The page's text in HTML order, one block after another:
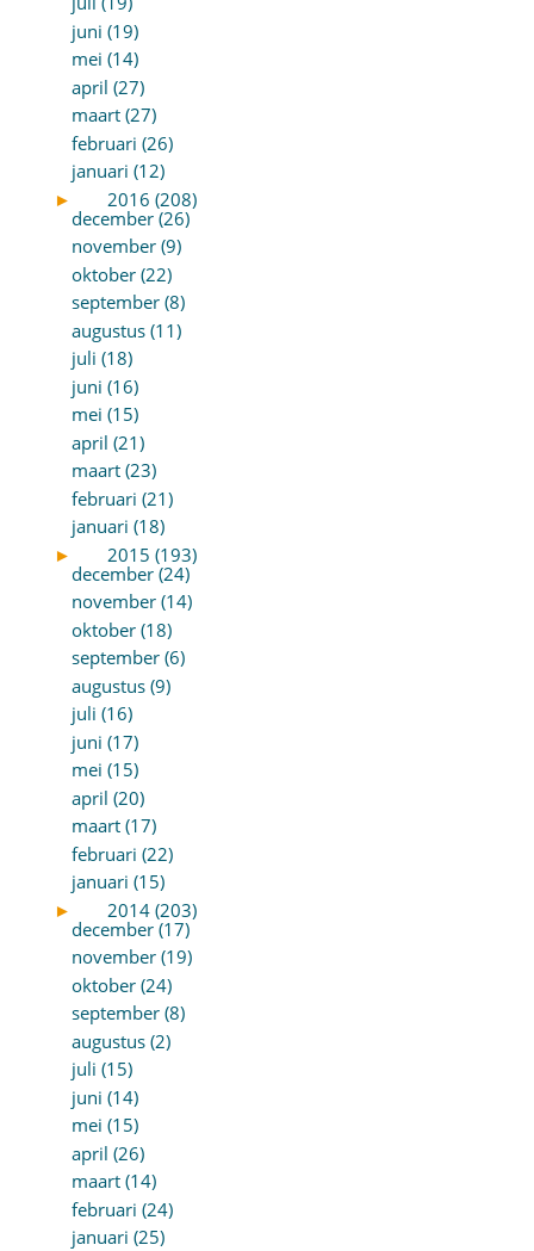
juni (19)
mei (14)
april (27)
maart (27)
februari (26)
januari (12)
►
2016 (208)
december (26)
november (9)
oktober (22)
september (8)
augustus (11)
juli (18)
juni (16)
mei (15)
april (21)
maart (23)
februari (21)
januari (18)
►
2015 (193)
december (24)
november (14)
oktober (18)
september (6)
augustus (9)
juli (16)
juni (17)
mei (15)
april (20)
maart (17)
februari (22)
januari (15)
►
2014 (203)
december (17)
november (19)
oktober (24)
september (8)
augustus (2)
juli (15)
juni (14)
mei (15)
april (26)
maart (14)
februari (24)
januari (25)